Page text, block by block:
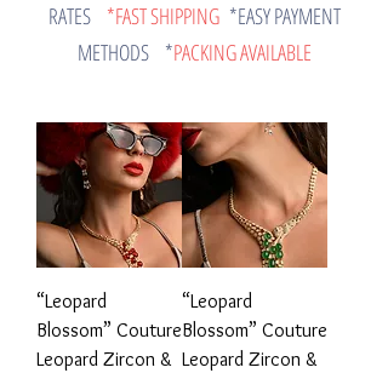
RATES *FAST SHIPPING*EASY PAYMENT
METHODS *PACKING AVAILABLE
“Leopard
Blossom” Couture
Leopard Zircon &
“Leopard
Blossom” Couture
Leopard Zircon &